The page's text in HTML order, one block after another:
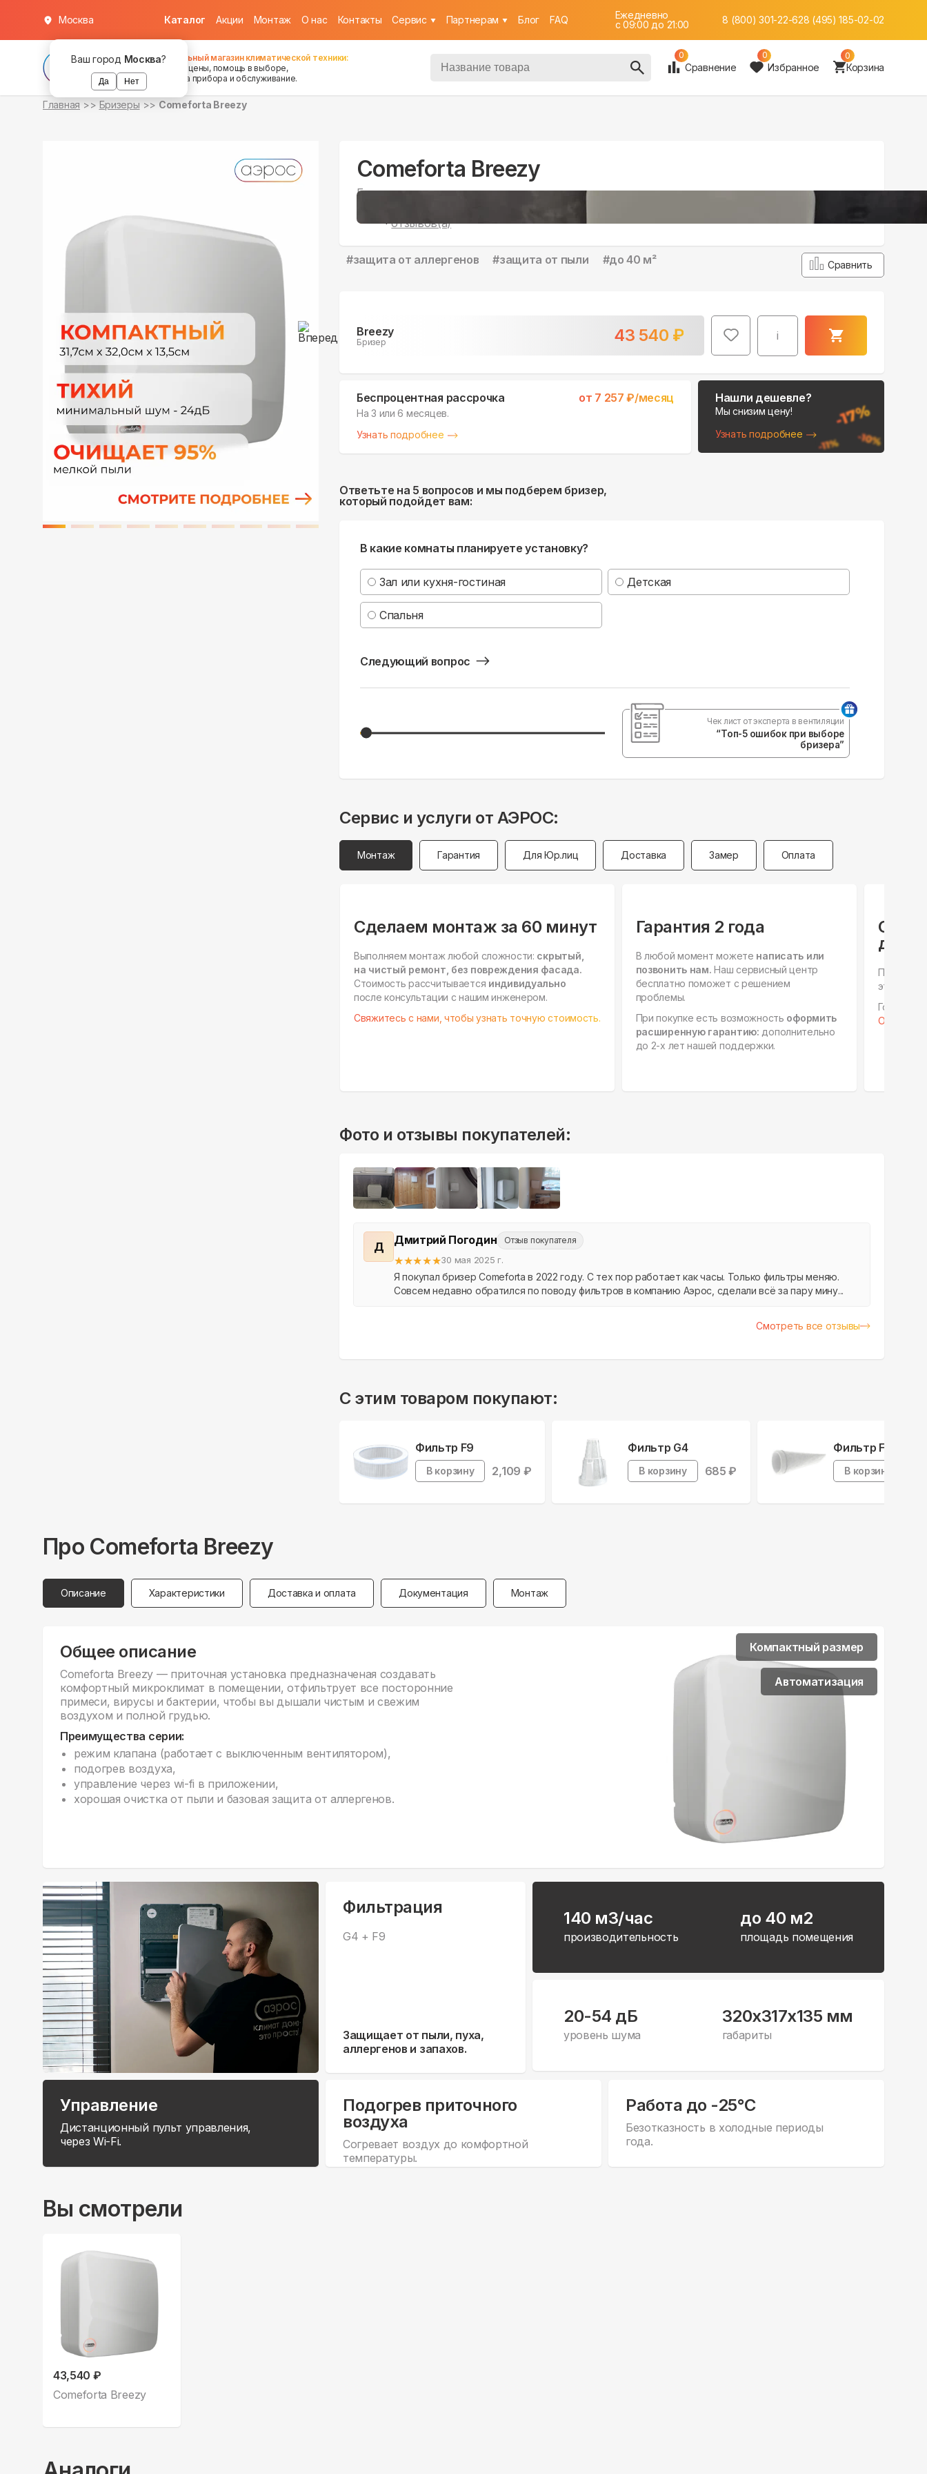
Ваш город Москва?
Да Нет
Москва Каталог Акции Монтаж О нас Контакты Cервис Партнерам Блог FAQ
Ежедневно
c 09:00 до 21:00
8 (800) 301-22-628 (495) 185-02-02
Федеральный магазин климатической техники:
хорошие цены, помощь в выборе,
установка прибора и обслуживание.
0
Сравнение
0
Избранное
0
Корзина
Главная Бризеры Comeforta Breezy
Comeforta Breezy
Бризер
отзывов(а)
#защита от аллергенов #защита от пыли #до 40 м² Сравнить
Breezy
Бризер 43 540 ₽ i
в наличии
Беспроцентная рассрочка от 7 257 ₽/месяц
На 3 или 6 месяцев.
Узнать подробнее
Нашли дешевле?
Мы снизим цену!
Узнать подробнее
Ответьте на 5 вопросов и мы подберем бризер,
который подойдет вам:
В какие комнаты планируете установку?
Зал или кухня-гостиная Детская
Спальня
Следующий вопрос
Чек лист от эксперта в вентиляции
“Топ-5 ошибок при выборе
бризера”
Сервис и услуги от АЭРОС:
Монтаж Гарантия Для Юр.лиц Доставка Замер Оплата
Сделаем монтаж за 60 минут
Выполняем монтаж любой сложности: скрытый,
на чистый ремонт, без повреждения фасада.
Стоимость рассчитывается индивидуально
после консультации с нашим инженером.
Свяжитесь с нами, чтобы узнать точную стоимость.
Гарантия 2 года
В любой момент можете написать или
позвонить нам. Наш сервисный центр
бесплатно поможет с решением
проблемы.
При покупке есть возможность оформить
расширенную гарантию: дополнительно
до 2-х лет нашей поддержки.
для
этапах,
Готовы к
Фото и отзывы покупателей:
Д Дмитрий Погодин Отзыв покупателя
★★★★★30 мая 2025 г.
Я покупал бризер Comeforta в 2022 году. С тех пор работает как часы. Только фильтры меняю.
Совсем недавно обратился по поводу фильтров в компанию Аэрос, сделали всё за пару мину...
Смотреть все отзывы
С этим товаром покупают:
Фильтр F9
В корзину 2,109 ₽
Фильтр G4
В корзину 685 ₽
Фильтр F5
В корзину
Про Comeforta Breezy
Описание Характеристики Доставка и оплата Документация Монтаж
Общее описание
Comeforta Breezy — приточная установка предназначеная создавать
комфортный микроклимат в помещении, отфильтрует все посторонние
примеси, вирусы и бактерии, чтобы вы дышали чистым и свежим
воздухом и полной грудью.
Преимущества серии:
режим клапана (работает с выключенным вентилятором),
подогрев воздуха,
управление через wi-fi в приложении,
хорошая очистка от пыли и базовая защита от аллергенов.
Компактный размер
Автоматизация
Фильтрация
G4 + F9
Защищает от пыли, пуха,
аллергенов и запахов.
140 м3/час
производительность
до 40 м2
площадь помещения
20-54 дБ
уровень шума
320x317x135 мм
габариты
Управление
Дистанционный пульт управления,
через Wi-Fi.
Подогрев приточного
воздуха
Согревает воздух до комфортной
температуры.
Работа до -25°С
Безотказность в холодные периоды
года.
Вы смотрели
43,540 ₽
Comeforta Breezy